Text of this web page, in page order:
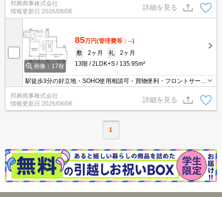
追焚機能・浴室乾燥・床暖房・納戸・WIC・5路線利用で多彩なアク
セス
邦興商事株式会社
情報更新日 2026/08/06
詳細を見る
画像：17枚
85万円(管理費等：--)
敷
2ヶ月 礼
2ヶ月
13階
2LDK+S 135.95m²
駅徒歩3分の好立地・SOHO使用相談可・買物便利・フロントサービ
ス・食洗機・オーブン・3駅3路線利用で多彩なアクセス・駐車場(要
確認)
邦興商事株式会社
情報更新日 2026/08/06
詳細を見る
1